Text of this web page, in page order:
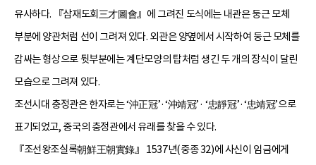
유사하다. 『삼재도회三才圖會』에 그려진 도식에는 내관은 둥근 모체
부분에 양관처럼 선이 그려져 있다. 외관은 양옆에서 시작하여 둥근 모체를
감싸는 형상으로 뒷부분에는 계단모양의 탑처럼 생긴 두 개의 장식이 달린
모습으로 그려져 있다.
조선시대 충정관은 한자로는 ‘沖正冠’·‘沖靖冠’· ‘忠靜冠’·‘忠靖冠’으로
표기되었고, 중국의 충정관에서 유래를 찾을 수 있다.
『조선왕조실록朝鮮王朝實錄』 1537년(중종 32)에 사신이 임금에게